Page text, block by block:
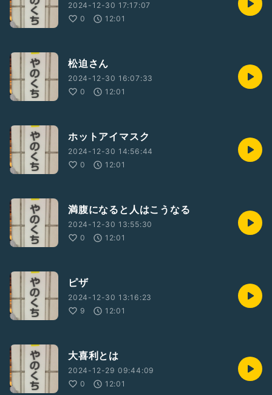
2024-12-30 17:17:07
0
12:01
松迫さん
2024-12-30 16:07:33
0
12:01
ホットアイマスク
2024-12-30 14:56:44
0
12:01
満腹になると人はこうなる
2024-12-30 13:55:30
0
12:01
ピザ
2024-12-30 13:16:23
9
12:01
大喜利とは
2024-12-29 09:44:09
0
12:01